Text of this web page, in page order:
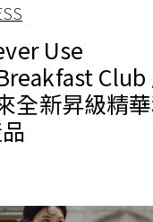
Use
Club
全新昇級精